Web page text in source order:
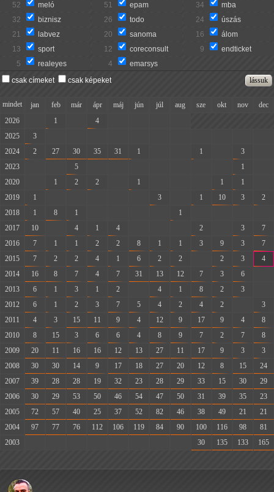
52
meló 51 epam 34
mba
32
biznisz 26 todo 24
úszás
21
labvez 20 sanoma 16
álom
13
sport 12 coreconsult 9
endticket
5
realeyes 4
emarsys
csak címeket
csak képeket
mindet jan feb már ápr máj jún júl aug sze okt nov
dec
2026
1 4
2025
3
2024
2 27 30 35 31 1 1 3
2023
5 1
2020
1 2 2 1 1 1
2019
1 3 1 10 3
2
2018
1 8 1 1
2017
10 4 1 4 2 3
7
2016
7 1 1 2 2 8 1 1 3 9 3
7
2015
7 2 2 4 1 6 2 2 2 3
4
2014
16 8 7 4 7 31 13 12 7 3 6
2013
6 1 3 1 2 4 1 8 2 3
2012
6 1 2 3 7 5 4 2 4 2
3
2011
4 3 15 11 9 4 12 9 17 9 4
8
2010
8 15 3 6 6 4 8 9 7 2 7
8
2009
20 11 16 16 12 13 27 11 17 9 3
3
2008
30 30 14 9 17 18 27 20 12 8 15
24
2007
39 28 28 19 32 23 28 29 33 15 30
29
2006
30 29 53 50 46 54 47 50 31 39 35
23
2005
72 57 40 25 37 52 82 46 38 49 21
21
2004
97 77 76 112 106 119 84 90 100 116 98
81
2003
30 135 133 165